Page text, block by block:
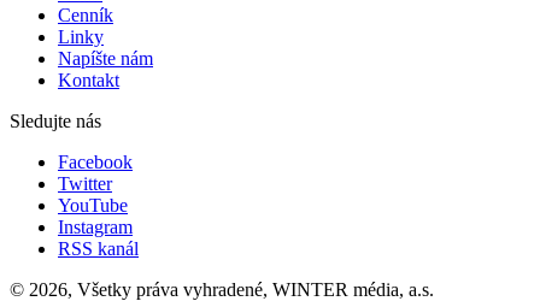
Cenník
Linky
Napíšte nám
Kontakt
Sledujte nás
Facebook
Twitter
YouTube
Instagram
RSS kanál
© 2026, Všetky práva vyhradené, WINTER média, a.s.